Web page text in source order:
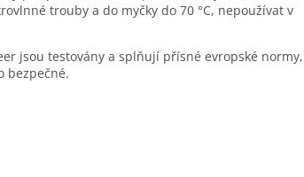
trouby a do myčky do 70 °C, nepoužívat v
jsou testovány a splňují přísné evropské normy,
bezpečné.